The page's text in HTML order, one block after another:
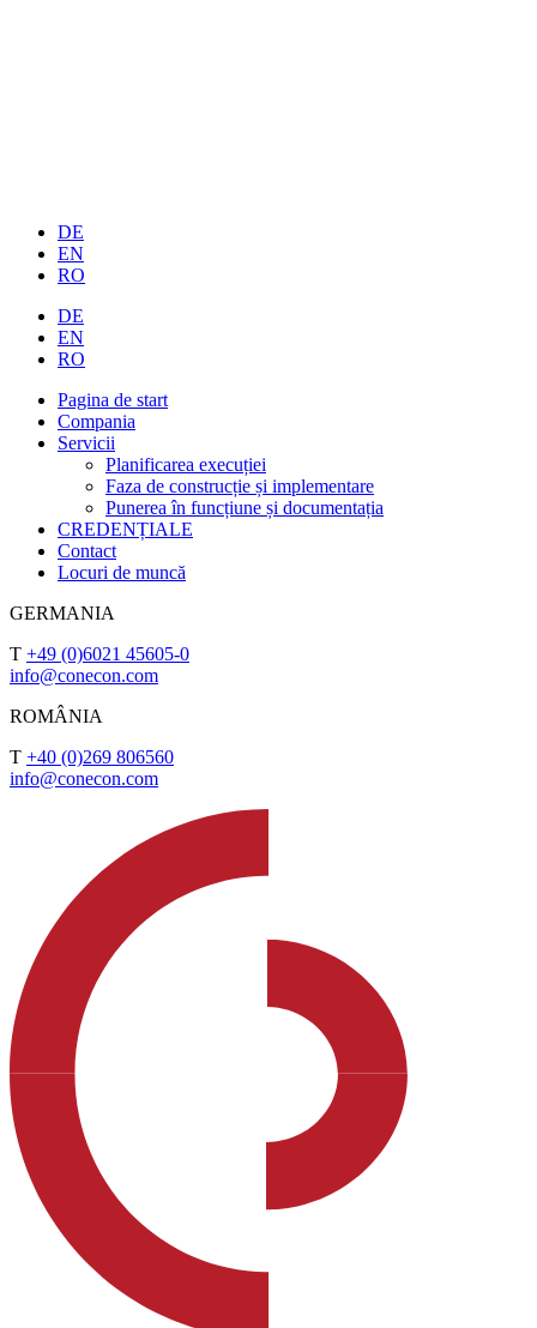
DE
EN
RO
DE
EN
RO
Pagina de start
Compania
Servicii
Planificarea execuției
Faza de construcție și implementare
Punerea în funcțiune și documentația
CREDENȚIALE
Contact
Locuri de muncă
GERMANIA
T +49 (0)6021 45605-0
info@conecon.com
ROMÂNIA
T +40 (0)269 806560
info@conecon.com